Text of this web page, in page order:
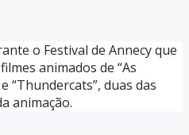
o Festival de Annecy que
animados de “As
“Thundercats”, duas das
animação.